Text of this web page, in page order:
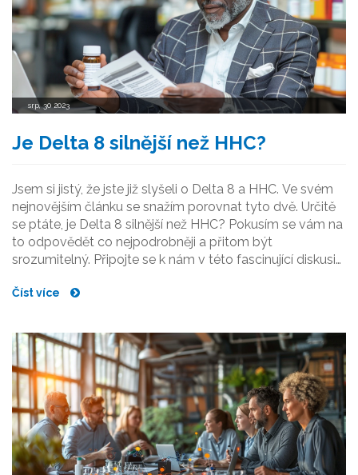
srp, 30 2023
Je Delta 8 silnější než HHC?
Jsem si jistý, že jste již slyšeli o Delta 8 a HHC. Ve svém
nejnovějším článku se snažím porovnat tyto dvě. Určitě
se ptáte, je Delta 8 silnější než HHC? Pokusím se vám na
to odpovědět co nejpodrobněji a přitom být
srozumitelný. Připojte se k nám v této fascinující diskusi
Číst více